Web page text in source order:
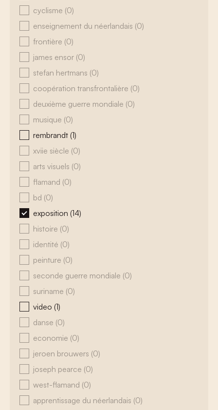
cyclisme (0)
enseignement du néerlandais (0)
frontière (0)
james ensor (0)
stefan hertmans (0)
coopération transfrontalière (0)
deuxième guerre mondiale (0)
musique (0)
rembrandt (1)
xviie siècle (0)
arts visuels (0)
flamand (0)
bd (0)
exposition (14)
histoire (0)
identité (0)
peinture (0)
seconde guerre mondiale (0)
suriname (0)
video (1)
danse (0)
economie (0)
jeroen brouwers (0)
joseph pearce (0)
west-flamand (0)
apprentissage du néerlandais (0)